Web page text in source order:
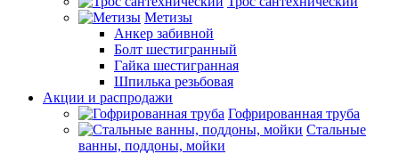
Метизы
Анкер забивной
Болт шестигранный
Гайка шестигранная
Шпилька резьбовая
Акции и распродажи
Гофрированная труба
Стальные
ванны, поддоны, мойки